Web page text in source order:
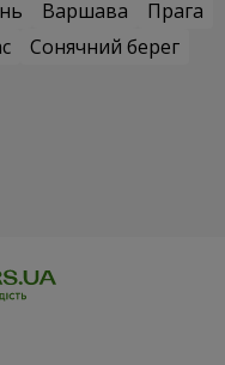
Варшава
Прага
Сонячний берег